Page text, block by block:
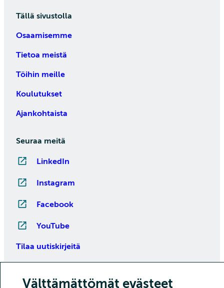
Välttämättömät evästeet
Tällä sivustolla
Osaamisemme
Tietoa meistä
Töihin meille
Koulutukset
Ajankohtaista
Seuraa meitä
LinkedIn
Instagram
Facebook
YouTube
Tilaa uutiskirjeitä